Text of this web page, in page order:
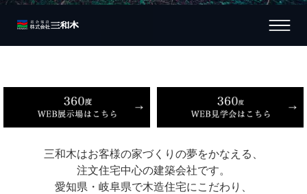
三和木はお客様の家づくりの夢をかなえる、
注文住宅中心の建築会社です。
愛知県・岐阜県で木造住宅にこだわり、